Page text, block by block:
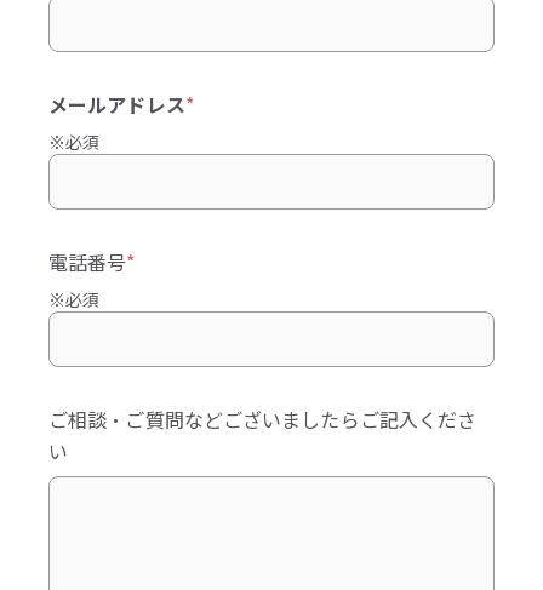
メールアドレス*
※必須
電話番号*
※必須
ご相談・ご質問などございましたらご記入くださ
い